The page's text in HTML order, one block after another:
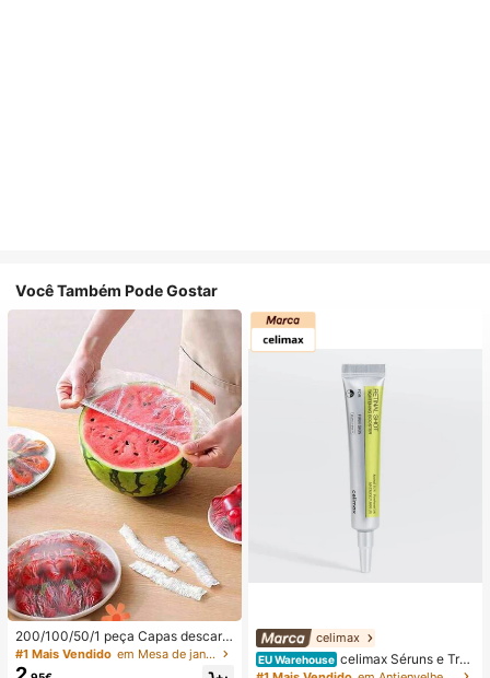
Você Também Pode Gostar
200/100/50/1 peça Capas descart
áveis de película aderente para ali
mentos, capas descartáveis para c
#1 Mais Vendido em Mesa de jantar para o Ramadão com espaço de arr
celimax
EU Warehouse celimax Séruns e Trat
amento Facial